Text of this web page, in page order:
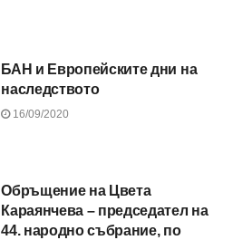
БАН и Европейските дни на
наследството
16/09/2020
Обръщение на Цвета
Караянчева – председател на
44. народно събрание, по